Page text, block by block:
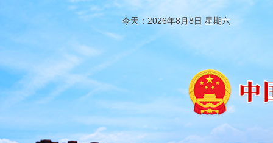
今天：2026年8月8日 星期六